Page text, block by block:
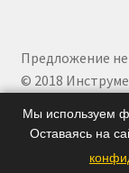
Мы используем
Оставаясь на
Предложение
© 2018